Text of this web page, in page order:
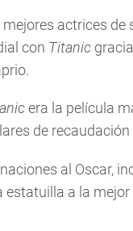
actrices de
con Titanic
era la película
de
al Oscar,
estatuilla a la